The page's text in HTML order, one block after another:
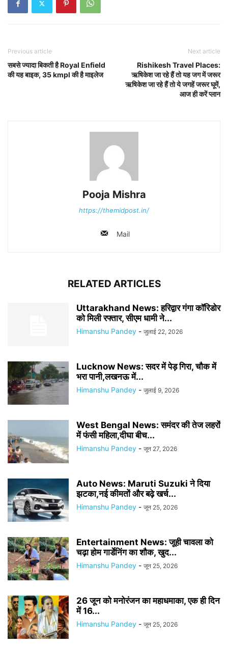
Previous article
सबसे ज्यादा बिकती है Royal Enfield
की यह बाइक, 35 kmpl की है माइलेज
Next article
Rishikesh Travel Places:
ऋषिकेश जा रहे हैं तो यह जग में जरूर
ऋषिकेश जा रहे हैं तो ये जगहें जरूर घूमें,
आज ही करें प्लान
Pooja Mishra
https://themidpost.in/
Mail
RELATED ARTICLES
Uttarakhand News: हरिद्वार गंगा कॉरिडोर
को मिली रफ्तार, सीएम धामी ने...
Himanshu Pandey - जुलाई 22, 2026
Lucknow News: सदर में पेड़ गिरा, चौक में
भरा पानी,लखनऊ में...
Himanshu Pandey - जुलाई 9, 2026
West Bengal News: समंदर की तेज लहरों
में फंसी महिला,दीघा बीच...
Himanshu Pandey - जून 27, 2026
Auto News: Maruti Suzuki ने दिया
झटका,नई कीमतों और बढ़े खर्च...
Himanshu Pandey - जून 25, 2026
Entertainment News: जूही चावला को
चढ़ा होम गार्डेनिंग का शौक, खुद...
Himanshu Pandey - जून 25, 2026
26 जून को मनोरंजन का महाधमाका, एक ही दिन
में 16...
Himanshu Pandey - जून 25, 2026